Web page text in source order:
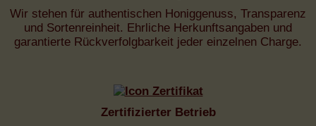
Wir stehen für authentischen Honiggenuss, Transparenz
und Sortenreinheit. Ehrliche Herkunftsangaben und
garantierte Rückverfolgbarkeit jeder einzelnen Charge.
Zertifizierter Betrieb